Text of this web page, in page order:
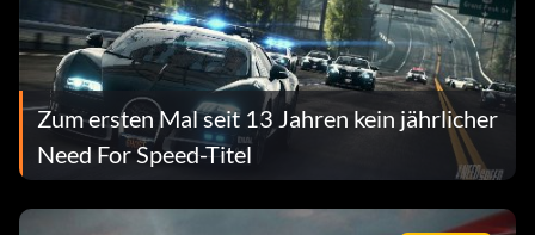
die maximale Stufe auf und rüste beide Slots aus
Platin-Trophäe (Platin)
Objective: Earn all Need for Speed Rivals Trophies
Zum ersten Mal seit 13 Jahren kein jährlicher
Need For Speed-Titel